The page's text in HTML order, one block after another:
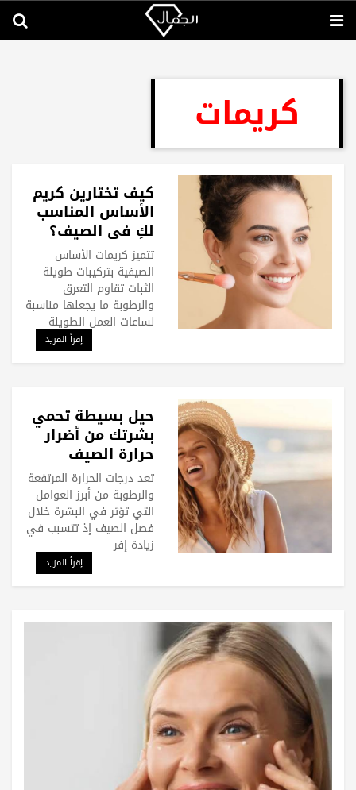
كريمات
كيف تختارين كريم
الأساس المناسب
لكِ في الصيف؟
وكيف تحافظين
على ثباته؟
تتميز كريمات الأساس
الصيفية بتركيبات طويلة
الثبات تقاوم التعرق
والرطوبة ما يجعلها مناسبة
لساعات العمل الطويلة
إقرأ المزيد
حيل بسيطة تحمي
بشرتك من أضرار
حرارة الصيف
تعد درجات الحرارة المرتفعة
والرطوبة من أبرز العوامل
التي تؤثر في البشرة خلال
فصل الصيف إذ تتسبب في
زيادة إفر
إقرأ المزيد